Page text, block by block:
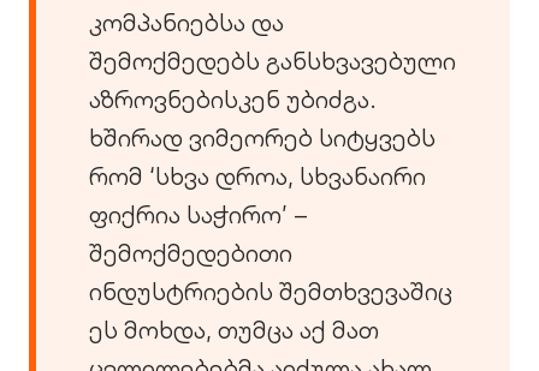
კომპანიებსა და
შემოქმედებს განსხვავებული
აზროვნებისკენ უბიძგა.
ხშირად ვიმეორებ სიტყვებს
რომ ‘სხვა დროა, სხვანაირი
ფიქრია საჭირო’ –
შემოქმედებითი
ინდუსტრიების შემთხვევაშიც
ეს მოხდა, თუმცა აქ მათ